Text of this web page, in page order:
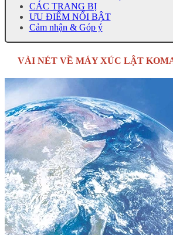
CÁC TRANG BỊ
ƯU ĐIỂM NỔI BẬT
Cảm nhận & Góp ý
VÀI NÉT VỀ MÁY XÚC LẬT